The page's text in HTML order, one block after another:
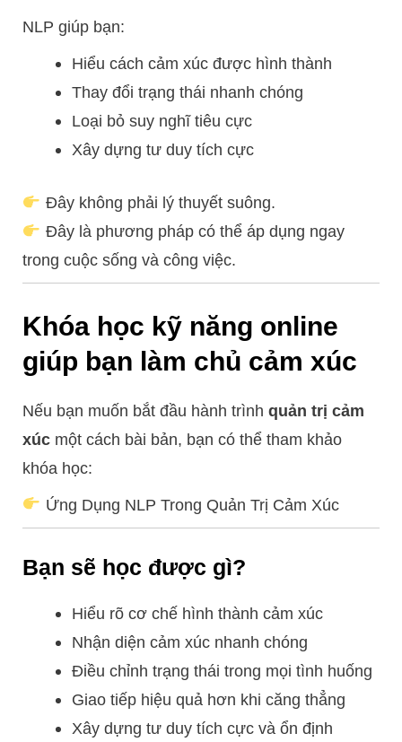
NLP giúp bạn:
Hiểu cách cảm xúc được hình thành
Thay đổi trạng thái nhanh chóng
Loại bỏ suy nghĩ tiêu cực
Xây dựng tư duy tích cực
Đây không phải lý thuyết suông.
Đây là phương pháp có thể áp dụng ngay
trong cuộc sống và công việc.
Khóa học kỹ năng online
giúp bạn làm chủ cảm xúc
Nếu bạn muốn bắt đầu hành trình quản trị cảm
xúcmột cách bài bản, bạn có thể tham khảo
khóa học:
Ứng Dụng NLP Trong Quản Trị Cảm Xúc
Bạn sẽ học được gì?
Hiểu rõ cơ chế hình thành cảm xúc
Nhận diện cảm xúc nhanh chóng
Điều chỉnh trạng thái trong mọi tình huống
Giao tiếp hiệu quả hơn khi căng thẳng
Xây dựng tư duy tích cực và ổn định